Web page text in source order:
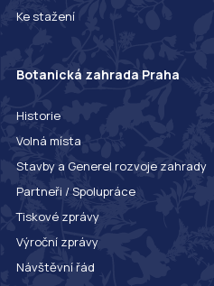
Ke stažení
Botanická zahrada Praha
Historie
Volná místa
Stavby a Generel rozvoje zahrady
Partneři / Spolupráce
Tiskové zprávy
Výroční zprávy
Návštěvní řád